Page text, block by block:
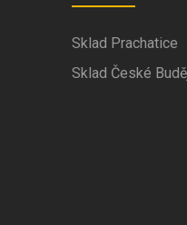
Sklad Prachatice
Sklad České